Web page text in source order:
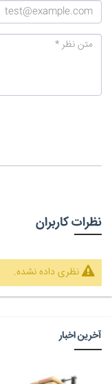
نظرات کاربران
نظری داده نشده.
آخرین اخبار